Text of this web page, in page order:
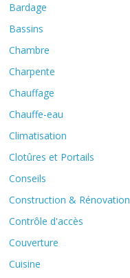
Bardage
Bassins
Chambre
Charpente
Chauffage
Chauffe-eau
Climatisation
Clotûres et Portails
Conseils
Construction & Rénovation
Contrôle d'accès
Couverture
Cuisine